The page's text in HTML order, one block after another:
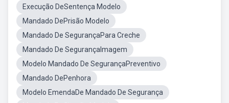
Execução DeSentença Modelo
Mandado DePrisão Modelo
Mandado De SegurançaPara Creche
Mandado De SegurançaImagem
Modelo Mandado De SegurançaPreventivo
Mandado DePenhora
Modelo EmendaDe Mandado De Segurança